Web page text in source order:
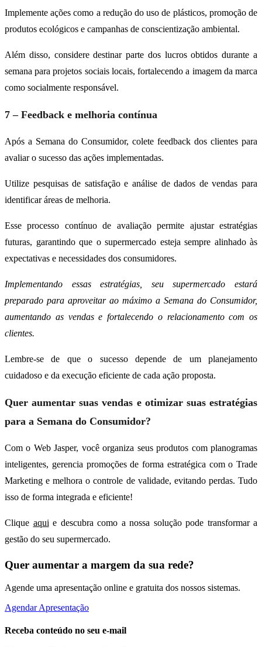
Implemente ações como a redução do uso de plásticos, promoção de
produtos ecológicos e campanhas de conscientização ambiental.
Além disso, considere destinar parte dos lucros obtidos durante a
semana para projetos sociais locais, fortalecendo a imagem da marca
como socialmente responsável.
7 – Feedback e melhoria contínua
Após a Semana do Consumidor, colete feedback dos clientes para
avaliar o sucesso das ações implementadas.
Utilize pesquisas de satisfação e análise de dados de vendas para
identificar áreas de melhoria.
Esse processo contínuo de avaliação permite ajustar estratégias
futuras, garantindo que o supermercado esteja sempre alinhado às
expectativas e necessidades dos consumidores.
Implementando essas estratégias, seu supermercado estará
preparado para aproveitar ao máximo a Semana do Consumidor,
aumentando as vendas e fortalecendo o relacionamento com os
clientes.
Lembre-se de que o sucesso depende de um planejamento
cuidadoso e da execução eficiente de cada ação proposta.
Quer aumentar suas vendas e otimizar suas estratégias
para a Semana do Consumidor?
Com o Web Jasper, você organiza seus produtos com planogramas
inteligentes, gerencia promoções de forma estratégica com o Trade
Marketing e melhora o controle de validade, evitando perdas. Tudo
isso de forma integrada e eficiente!
Clique aqui e descubra como a nossa solução pode transformar a
gestão do seu supermercado.
Quer aumentar a margem da sua rede?
Agende uma apresentação online e gratuita dos nossos sistemas.
Agendar Apresentação
Receba conteúdo no seu e-mail